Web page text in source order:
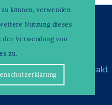
KLINIKUM
Kontakt
können, verwenden
Nutzung dieses
der Verwendung von
zu.